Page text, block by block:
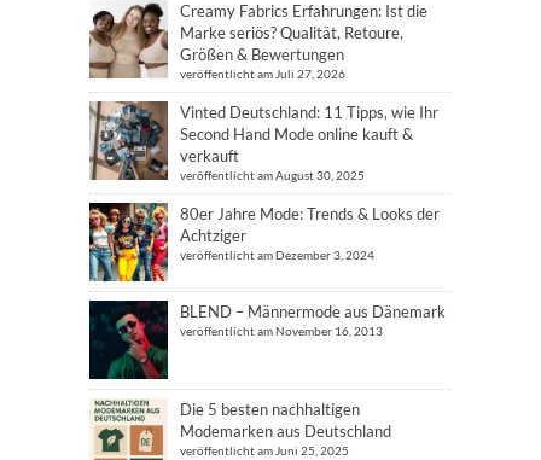
Creamy Fabrics Erfahrungen: Ist die
Marke seriös? Qualität, Retoure,
Größen & Bewertungen
veröffentlicht am Juli 27, 2026
Vinted Deutschland: 11 Tipps, wie Ihr
Second Hand Mode online kauft &
verkauft
veröffentlicht am August 30, 2025
80er Jahre Mode: Trends & Looks der
Achtziger
veröffentlicht am Dezember 3, 2024
BLEND – Männermode aus Dänemark
veröffentlicht am November 16, 2013
Die 5 besten nachhaltigen
Modemarken aus Deutschland
veröffentlicht am Juni 25, 2025